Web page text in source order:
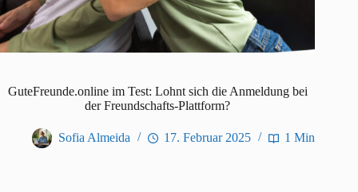
GuteFreunde.online im Test: Lohnt sich die Anmeldung bei
der Freundschafts-Plattform?
Sofia Almeida 17. Februar 2025 1 Min